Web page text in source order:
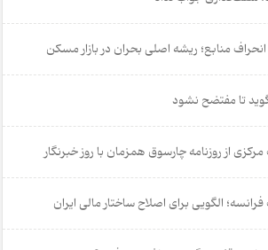
منابع؛ ریشه اصلی بحران در بازار مسکن
تا مفتضح نشود
از روزنامه چارسوق همزمان با روز خبرنگار
الگویی برای اصلاح ساختار مالی ایران